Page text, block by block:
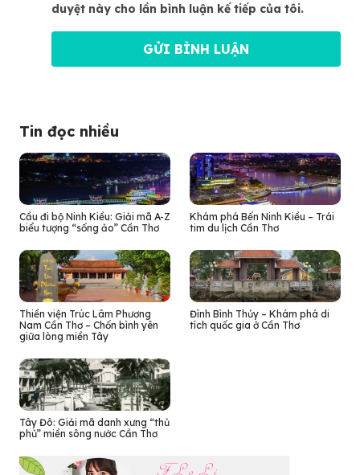
duyệt này cho lần bình luận kế tiếp của tôi.
Tin đọc nhiều
Cầu đi bộ Ninh Kiều: Giải mã A-Z
biểu tượng “sống ảo” Cần Thơ
Khám phá Bến Ninh Kiều – Trái
tim du lịch Cần Thơ
Thiền viện Trúc Lâm Phương
Nam Cần Thơ – Chốn bình yên
giữa lòng miền Tây
Đình Bình Thủy – Khám phá di
tích quốc gia ở Cần Thơ
Tây Đô: Giải mã danh xưng “thủ
phủ” miền sông nước Cần Thơ